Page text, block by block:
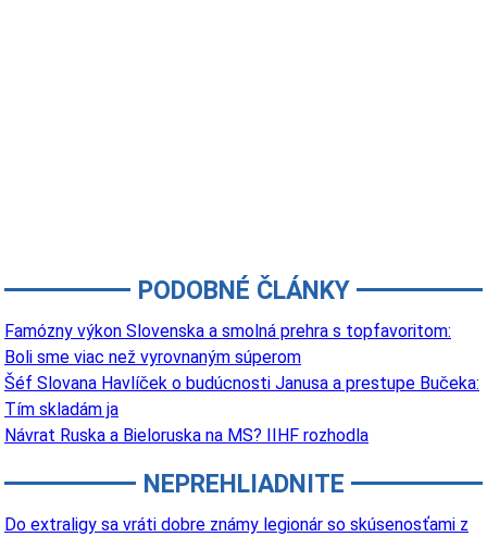
PODOBNÉ ČLÁNKY
Famózny výkon Slovenska a smolná prehra s topfavoritom:
Boli sme viac než vyrovnaným súperom
Šéf Slovana Havlíček o budúcnosti Janusa a prestupe Bučeka:
Tím skladám ja
Návrat Ruska a Bieloruska na MS? IIHF rozhodla
NEPREHLIADNITE
Do extraligy sa vráti dobre známy legionár so skúsenosťami z